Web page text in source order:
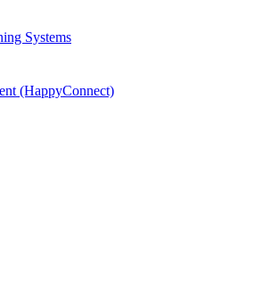
Systems
(HappyConnect)